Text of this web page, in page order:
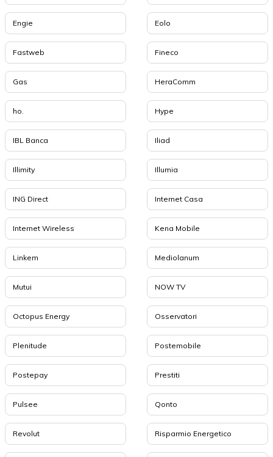
Engie Eolo
Fastweb Fineco
Gas HeraComm
ho. Hype
IBL Banca Iliad
Illimity Illumia
ING Direct Internet Casa
Internet Wireless Kena Mobile
Linkem Mediolanum
Mutui NOW TV
Octopus Energy Osservatori
Plenitude Postemobile
Postepay Prestiti
Pulsee Qonto
Revolut Risparmio Energetico